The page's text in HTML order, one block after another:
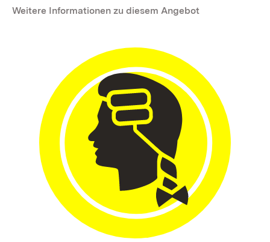
Weitere Informationen zu diesem Angebot